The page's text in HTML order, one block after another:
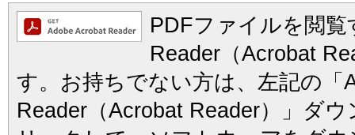
PDFファイルを閲
Reader（Acrobat
す。お持ちでない方は、左記の「
Reader（Acrobat Reader）」ダ